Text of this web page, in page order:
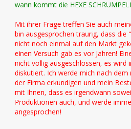
wann kommt die HEXE
Mit ihrer Frage treffen Sie auch
bin ausgesprochen traurig, dass die
nicht noch einmal auf den Markt
einen Versuch gab es vor Jahren!
nicht völlig ausgeschlossen, es wird
diskutiert. Ich werde mich nach dem
der Firma erkundigen und mein
mit Ihnen, dass es irgendwann
Produktionen auch, und werde
angesprochen!